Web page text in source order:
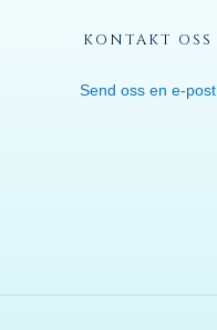
KONTAKT OSS
Send oss en e-post